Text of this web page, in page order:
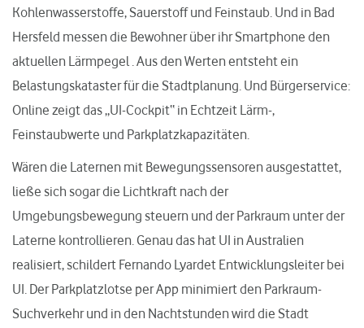
Kohlenwasserstoffe, Sauerstoff und Feinstaub. Und in Bad
Hersfeld messen die Bewohner über ihr Smartphone den
aktuellen Lärmpegel . Aus den Werten entsteht ein
Belastungskataster für die Stadtplanung. Und Bürgerservice:
Online zeigt das „UI-Cockpit“ in Echtzeit Lärm-,
Feinstaubwerte und Parkplatzkapazitäten.
Wären die Laternen mit Bewegungssensoren ausgestattet,
ließe sich sogar die Lichtkraft nach der
Umgebungsbewegung steuern und der Parkraum unter der
Laterne kontrollieren. Genau das hat UI in Australien
realisiert, schildert Fernando Lyardet Entwicklungsleiter bei
UI. Der Parkplatzlotse per App minimiert den Parkraum-
Suchverkehr und in den Nachtstunden wird die Stadt